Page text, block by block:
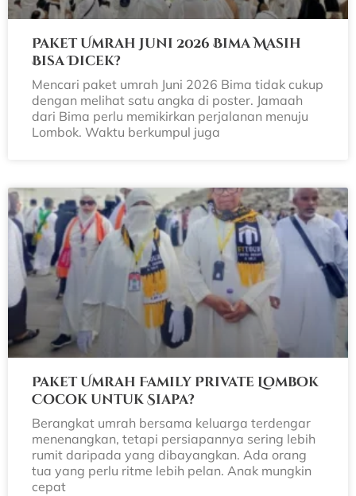
Paket Umrah Juni 2026 Bima Masih
Bisa Dicek?
Mencari paket umrah Juni 2026 Bima tidak cukup
dengan melihat satu angka di poster. Jamaah
dari Bima perlu memikirkan perjalanan menuju
Lombok. Waktu berkumpul juga
Paket Umrah Family Private Lombok
Cocok untuk Siapa?
Berangkat umrah bersama keluarga terdengar
menenangkan, tetapi persiapannya sering lebih
rumit daripada yang dibayangkan. Ada orang
tua yang perlu ritme lebih pelan. Anak mungkin
cepat